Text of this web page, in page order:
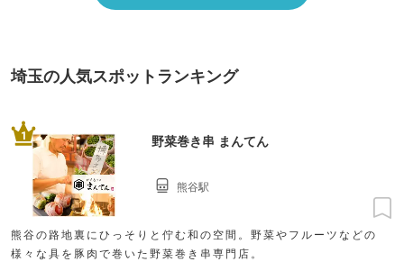
埼玉の人気スポットランキング
1 野菜巻き串 まんてん
熊谷の路地裏にひっそりと佇む和の空間。野菜やフルーツなどの
様々な具を豚肉で巻いた野菜巻き串専門店。
熊谷駅